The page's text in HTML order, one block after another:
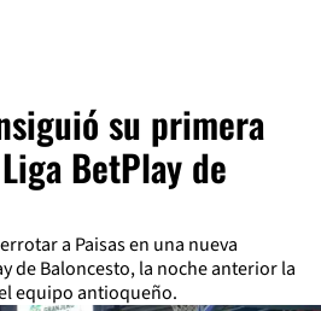
su primera
BetPlay de
a Paisas en una nueva
de Baloncesto, la noche anterior la
equipo antioqueño.